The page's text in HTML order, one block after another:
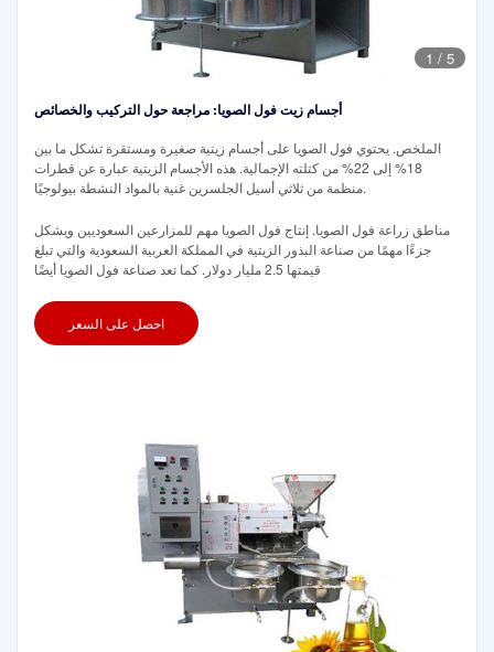
1 / 5
أجسام زيت فول الصويا: مراجعة حول التركيب والخصائص
الملخص. يحتوي فول الصويا على أجسام زيتية صغيرة ومستقرة تشكل ما بين
18% إلى 22% من كتلته الإجمالية. هذه الأجسام الزيتية عبارة عن قطرات
منظمة من ثلاثي أسيل الجلسرين غنية بالمواد النشطة بيولوجيًا.
مناطق زراعة فول الصويا. إنتاج فول الصويا مهم للمزارعين السعوديين ويشكل
جزءًا مهمًا من صناعة البذور الزيتية في المملكة العربية السعودية والتي تبلغ
قيمتها 2.5 مليار دولار. كما تعد صناعة فول الصويا أيضًا
احصل على السعر